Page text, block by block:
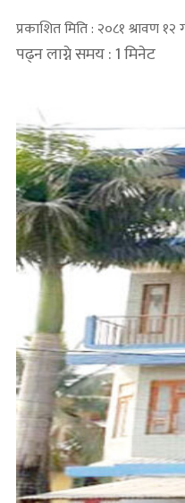
प्रकाशित मिति : २०८१ श्रावण १२
पढ्न लाग्ने समय : 1 मिनेट